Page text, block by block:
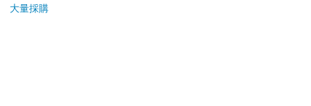
態：
大量採購